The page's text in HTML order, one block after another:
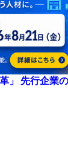
」 先行企業